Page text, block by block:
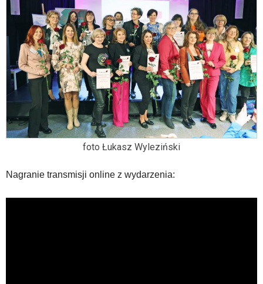
foto Łukasz Wyleziński
Nagranie transmisji online z wydarzenia: